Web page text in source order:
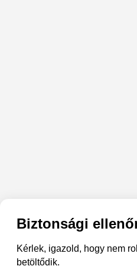
Biztonsági
Kérlek, igazold, hogy nem
betöltődik.